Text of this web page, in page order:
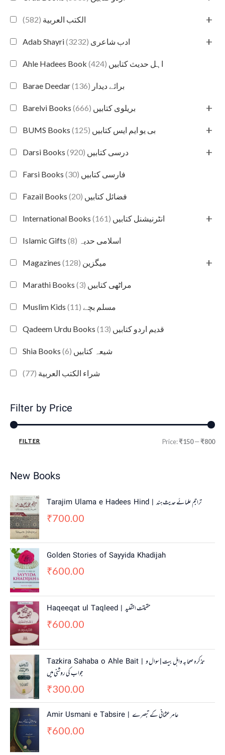
الكتب العربية (582) +
Adab Shayri ادب شاعری (3232) +
Ahle Hadees Book اہل حدیث کتابیں (424)
Barae Deedar برائے دیدار (136)
Barelvi Books بریلوی کتابیں (666) +
BUMS Books بی یو ایم ایس کتابیں (125) +
Darsi Books درسی کتابیں (920) +
Farsi Books فارسی کتابیں (30)
Fazail Books فضائل کتابیں (20)
International Books انٹرنیشنل کتابیں (161) +
Islamic Gifts اسلامی حدیہ (8)
Magazines میگزین (128) +
Marathi Books مراٹھی کتابیں (3)
Muslim Kids مسلم بچے (11)
Qadeem Urdu Books قدیم اردو کتابیں (13)
Shia Books شیعہ کتابیں (6)
شراء الكتب العربية (77)
Filter by Price
FILTER Price:₹150—₹800
New Books
Tarajim Ulama e Hadees Hind | تراجم علمائے حديث ہند
₹700.00
Golden Stories of Sayyida Khadijah
₹600.00
Haqeeqat ul Taqleed | حقیقت التقلید
₹600.00
Tazkira Sahaba o Ahle Bait | تذکرہ صحابہ واہل بیت | سوال و
جواب کی روشنی میں
₹300.00
Amir Usmani e Tabsire | عامر عثمانی کے تبصرے
₹600.00